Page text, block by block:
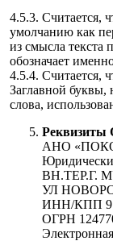
4.5.3. Считается,
умолчанию как
из смысла текста
обозначает
4.5.4. Считается,
Заглавной буквы,
слова,
Реквизиты
АНО
ВН.ТЕР.Г.
УЛ
ИНН/КПП
ОГРН